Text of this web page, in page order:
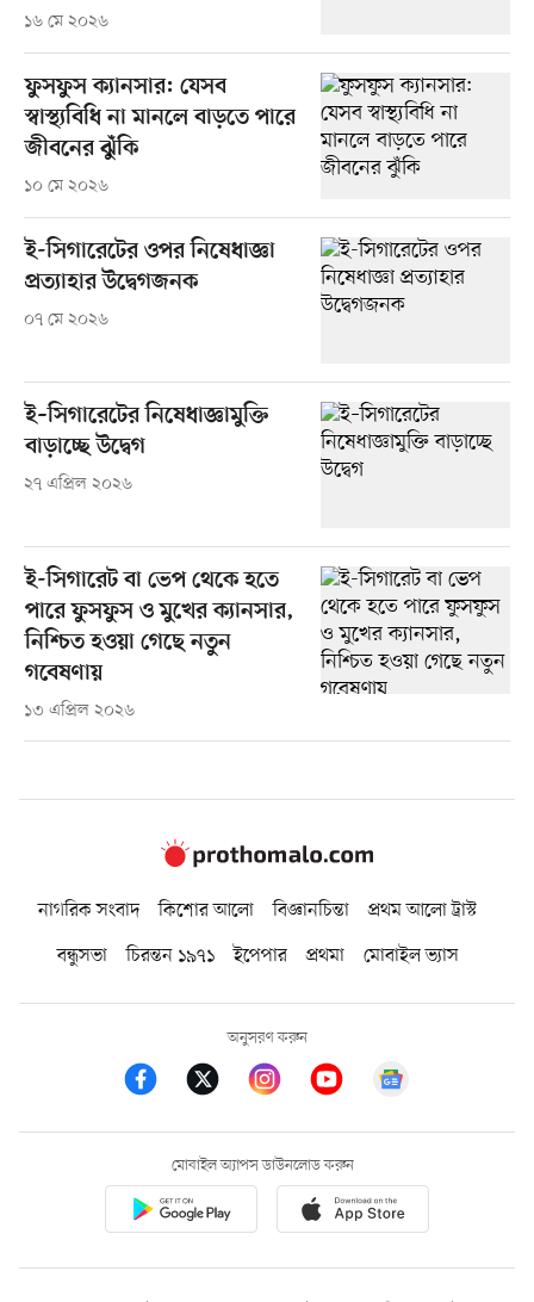
১৬ মে ২০২৬
ফুসফুস ক্যানসার: যেসব
স্বাস্থ্যবিধি না মানলে বাড়তে পারে
জীবনের ঝুঁকি
১০ মে ২০২৬
ই-সিগারেটের ওপর নিষেধাজ্ঞা
প্রত্যাহার উদ্বেগজনক
০৭ মে ২০২৬
ই–সিগারেটের নিষেধাজ্ঞামুক্তি
বাড়াচ্ছে উদ্বেগ
২৭ এপ্রিল ২০২৬
ই-সিগারেট বা ভেপ থেকে হতে
পারে ফুসফুস ও মুখের ক্যানসার,
নিশ্চিত হওয়া গেছে নতুন
গবেষণায়
১৩ এপ্রিল ২০২৬
নাগরিক সংবাদ কিশোর আলো বিজ্ঞানচিন্তা
প্রথম আলো ট্রাস্ট
বন্ধুসভা
চিরন্তন ১৯৭১ ইপেপার প্রথমা মোবাইল ভ্যাস
অনুসরণ করুন
মোবাইল অ্যাপস ডাউনলোড করুন